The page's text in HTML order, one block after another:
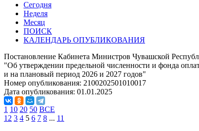
Сегодня
Неделя
Месяц
ПОИСК
КАЛЕНДАРЬ ОПУБЛИКОВАНИЯ
Постановление Кабинета Министров Чувашской
"Об утверждении предельной численности и фонда
и на плановый период 2026 и 2027 годов"
Номер опубликования: 2100202501010017
Дата опубликования: 01.01.2025
1 10 20 50 ВСЕ
1 2 3 4 5 6 7 8 ... 11